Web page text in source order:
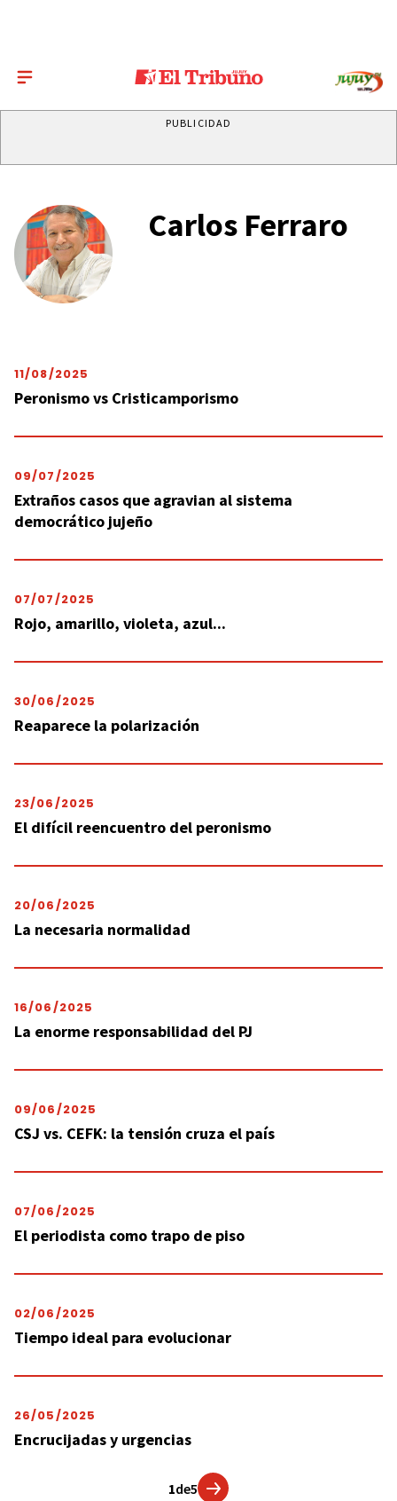
PUBLICIDAD
Carlos Ferraro
11/08/2025
Peronismo vs Cristicamporismo
09/07/2025
Extraños casos que agravian al sistema
democrático jujeño
07/07/2025
Rojo, amarillo, violeta, azul...
30/06/2025
Reaparece la polarización
23/06/2025
El difícil reencuentro del peronismo
20/06/2025
La necesaria normalidad
16/06/2025
La enorme responsabilidad del PJ
09/06/2025
CSJ vs. CEFK: la tensión cruza el país
07/06/2025
El periodista como trapo de piso
02/06/2025
Tiempo ideal para evolucionar
26/05/2025
Encrucijadas y urgencias
1de5